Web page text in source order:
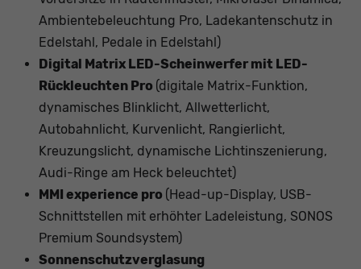
Ambientebeleuchtung Pro, Ladekantenschutz in
Edelstahl, Pedale in Edelstahl)
Digital Matrix LED-Scheinwerfer mit LED-
Rückleuchten Pro (digitale Matrix-Funktion,
dynamisches Blinklicht, Allwetterlicht,
Autobahnlicht, Kurvenlicht, Rangierlicht,
Kreuzungslicht, dynamische Lichtinszenierung,
Audi-Ringe am Heck beleuchtet)
MMI experience pro (Head-up-Display, USB-
Schnittstellen mit erhöhter Ladeleistung, SONOS
Premium Soundsystem)
Sonnenschutzverglasung